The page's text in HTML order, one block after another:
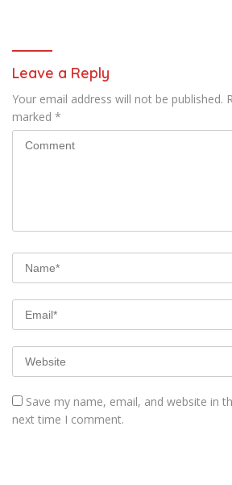
Leave a Reply
Your email address will not be published.
marked *
Save my name, email, and website in
next time I comment.